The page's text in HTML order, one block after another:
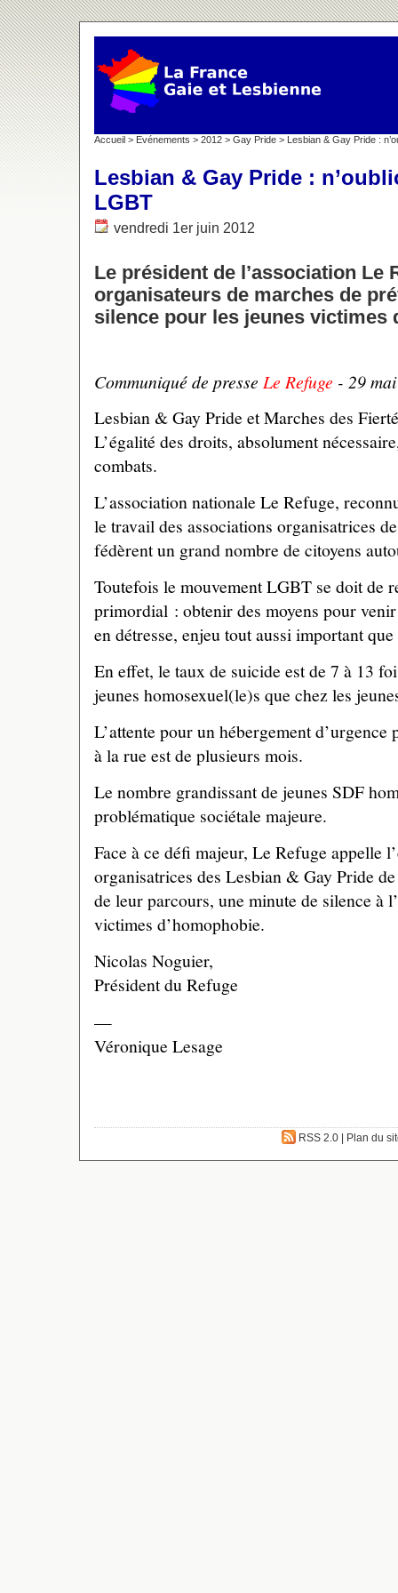
Accueil > Evénements > 2012 > Gay Pride > Lesbian & Gay Pride :
Lesbian & Gay Pride :
LGBT
vendredi 1er juin 2012
Le président de l’association Le
organisateurs de marches de
silence pour les jeunes victimes
Communiqué de presse Le Refuge - 29
Lesbian & Gay Pride et Marches des
L’égalité des droits, absolument
combats.
L’association nationale Le Refuge,
le travail des associations organisatrices
fédèrent un grand nombre de citoyens
Toutefois le mouvement LGBT se doit de
primordial : obtenir des moyens pour
en détresse, enjeu tout aussi important
En effet, le taux de suicide est de 7 à 13
jeunes homosexuel(le)s que chez les
L’attente pour un hébergement
à la rue est de plusieurs mois.
Le nombre grandissant de jeunes SDF
problématique sociétale majeure.
Face à ce défi majeur, Le Refuge appelle
organisatrices des Lesbian & Gay Pride
de leur parcours, une minute de silence à
victimes d’homophobie.
Nicolas Noguier,
Président du Refuge
—
Véronique Lesage
RSS 2.0 | Plan du